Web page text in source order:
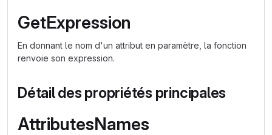
GetExpression
En donnant le nom d'un attribut en paramètre, la fonction
renvoie son expression.
Détail des propriétés principales
AttributesNames